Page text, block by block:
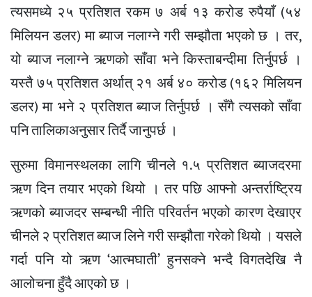
त्यसमध्ये २५ प्रतिशत रकम ७ अर्ब १३ करोड रुपैयाँ (५४
मिलियन डलर) मा ब्याज नलाग्ने गरी सम्झौता भएको छ । तर,
यो ब्याज नलाग्ने ऋणको साँवा भने किस्ताबन्दीमा तिर्नुपर्छ ।
यस्तै ७५ प्रतिशत अर्थात् २१ अर्ब ४० करोड (१६२ मिलियन
डलर) मा भने २ प्रतिशत ब्याज तिर्नुपर्छ । सँगै त्यसको साँवा
पनि तालिकाअनुसार तिर्दै जानुपर्छ ।
सुरुमा विमानस्थलका लागि चीनले १.५ प्रतिशत ब्याजदरमा
ऋण दिन तयार भएको थियो । तर पछि आफ्नो अन्तर्राष्ट्रिय
ऋणको ब्याजदर सम्बन्धी नीति परिवर्तन भएको कारण देखाएर
चीनले २ प्रतिशत ब्याज लिने गरी सम्झौता गरेको थियो । यसले
गर्दा पनि यो ऋण ‘आत्मघाती’ हुनसक्ने भन्दै विगतदेखि नै
आलोचना हुँदै आएको छ ।